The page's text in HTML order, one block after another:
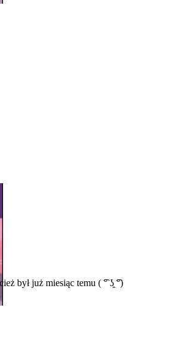
był już miesiąc temu ( ͡° ʖ̯ ͡°)